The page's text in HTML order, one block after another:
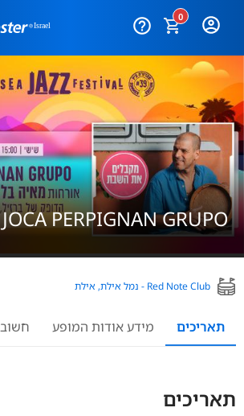
0
help_outline
JOCA PERPIGNAN GRUPO
Red Note Club - נמל אילת, אילת
תאריכים מידע אודות המופע
תאריכים